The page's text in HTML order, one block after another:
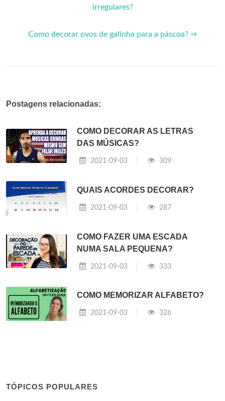
irregulares?
Como decorar ovos de galinha para a páscoa? ⇒
Postagens relacionadas:
COMO DECORAR AS LETRAS
DAS MÚSICAS?
2021-09-03 309
QUAIS ACORDES DECORAR?
2021-09-03 287
COMO FAZER UMA ESCADA
NUMA SALA PEQUENA?
2021-09-03 333
COMO MEMORIZAR ALFABETO?
2021-09-03 326
TÓPICOS POPULARES